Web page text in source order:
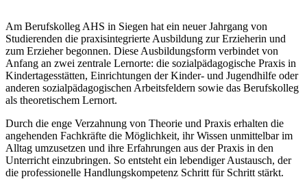
Am Berufskolleg AHS in Siegen hat ein neuer Jahrgang von
Studierenden die praxisintegrierte Ausbildung zur Erzieherin und
zum Erzieher begonnen. Diese Ausbildungsform verbindet von
Anfang an zwei zentrale Lernorte: die sozialpädagogische Praxis in
Kindertagesstätten, Einrichtungen der Kinder- und Jugendhilfe oder
anderen sozialpädagogischen Arbeitsfeldern sowie das Berufskolleg
als theoretischem Lernort.
Durch die enge Verzahnung von Theorie und Praxis erhalten die
angehenden Fachkräfte die Möglichkeit, ihr Wissen unmittelbar im
Alltag umzusetzen und ihre Erfahrungen aus der Praxis in den
Unterricht einzubringen. So entsteht ein lebendiger Austausch, der
die professionelle Handlungskompetenz Schritt für Schritt stärkt.